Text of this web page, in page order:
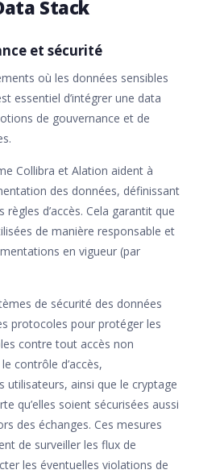
Stack
et sécurité
où les données sensibles
essentiel d’intégrer une data
de gouvernance et de
Collibra et Alation aident à
des données, définissant
règles d’accès. Cela garantit que
de manière responsable et
en vigueur (par
de sécurité des données
protocoles pour protéger les
contre tout accès non
contrôle d’accès,
utilisateurs, ainsi que le cryptage
qu’elles soient sécurisées aussi
des échanges. Ces mesures
de surveiller les flux de
les éventuelles violations de